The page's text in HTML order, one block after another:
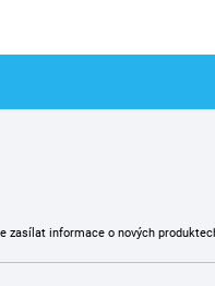
zasílat informace o nových